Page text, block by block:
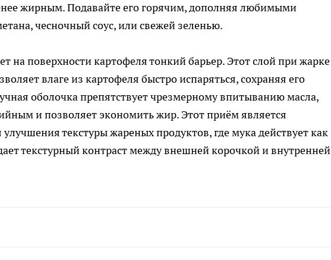
жирным. Подавайте его горячим, дополняя любимыми
чесночный соус, или свежей зеленью.
на поверхности картофеля тонкий барьер. Этот слой при жарке
влаге из картофеля быстро испаряться, сохраняя его
оболочка препятствует чрезмерному впитыванию масла,
и позволяет экономить жир. Этот приём является
текстуры жареных продуктов, где мука действует как
текстурный контраст между внешней корочкой и внутренней